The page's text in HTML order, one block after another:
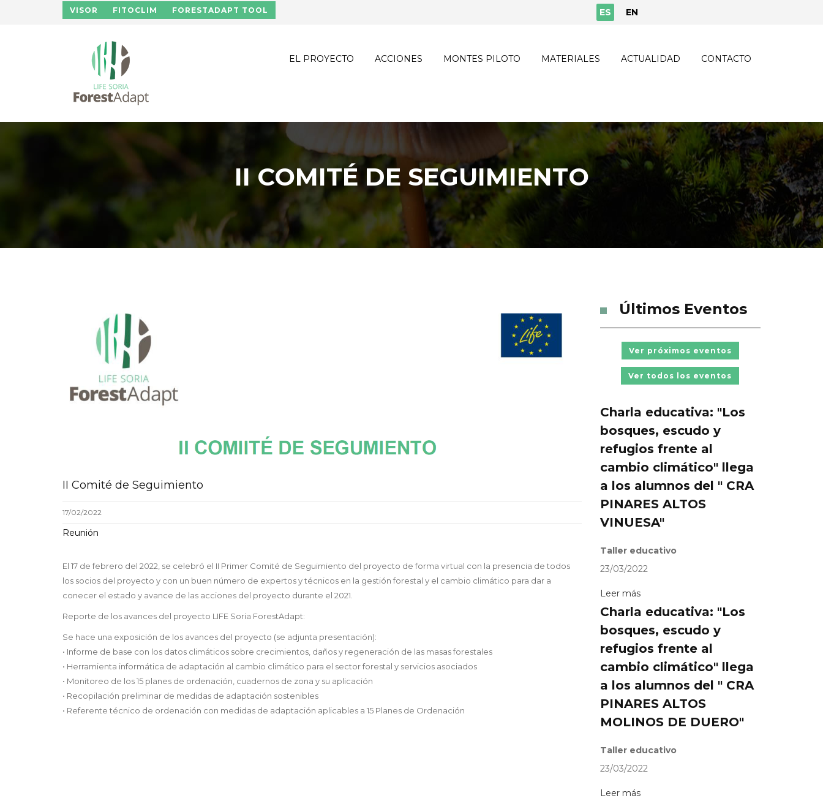
Pasar al contenido principal
VISOR FITOCLIM FORESTADAPT TOOL ES EN
EL PROYECTO ACCIONES MONTES PILOTO MATERIALES ACTUALIDAD CONTACTO
II COMITÉ DE SEGUIMIENTO
II Comité de Seguimiento
17/02/2022
Reunión
El 17 de febrero del 2022, se celebró el II Primer Comité de Seguimiento del proyecto de forma virtual con la presencia de todos
los socios del proyecto y con un buen número de expertos y técnicos en la gestión forestal y el cambio climático para dar a
conecer el estado y avance de las acciones del proyecto durante el 2021.
Reporte de los avances del proyecto LIFE Soria ForestAdapt:
Se hace una exposición de los avances del proyecto (se adjunta presentación):
• Informe de base con los datos climáticos sobre crecimientos, daños y regeneración de las masas forestales
• Herramienta informática de adaptación al cambio climático para el sector forestal y servicios asociados
• Monitoreo de los 15 planes de ordenación, cuadernos de zona y su aplicación
• Recopilación preliminar de medidas de adaptación sostenibles
• Referente técnico de ordenación con medidas de adaptación aplicables a 15 Planes de Ordenación
Últimos Eventos
Ver próximos eventos
Ver todos los eventos
Charla educativa: "Los
bosques, escudo y
refugios frente al
cambio climático" llega
a los alumnos del " CRA
PINARES ALTOS
VINUESA"
Taller educativo
23/03/2022
Leer más
Charla educativa: "Los
bosques, escudo y
refugios frente al
cambio climático" llega
a los alumnos del " CRA
PINARES ALTOS
MOLINOS DE DUERO"
Taller educativo
23/03/2022
Leer más